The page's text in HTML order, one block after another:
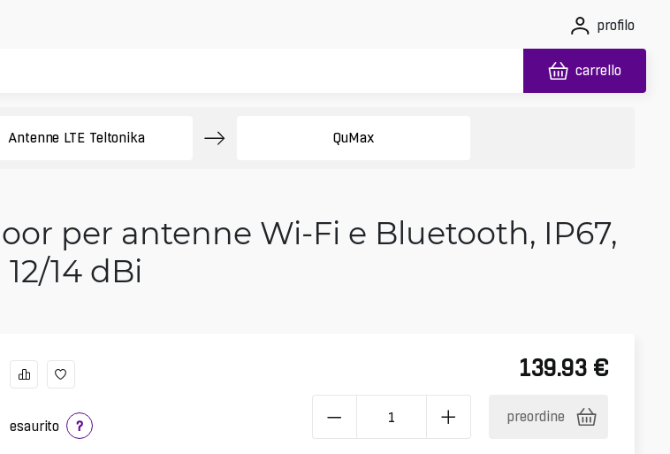
profilo
carrello
Antenne LTE Teltonika QuMax
per antenne Wi‑Fi e Bluetooth, IP67,
12/14 dBi
esaurito ?
139.93 €
preordine